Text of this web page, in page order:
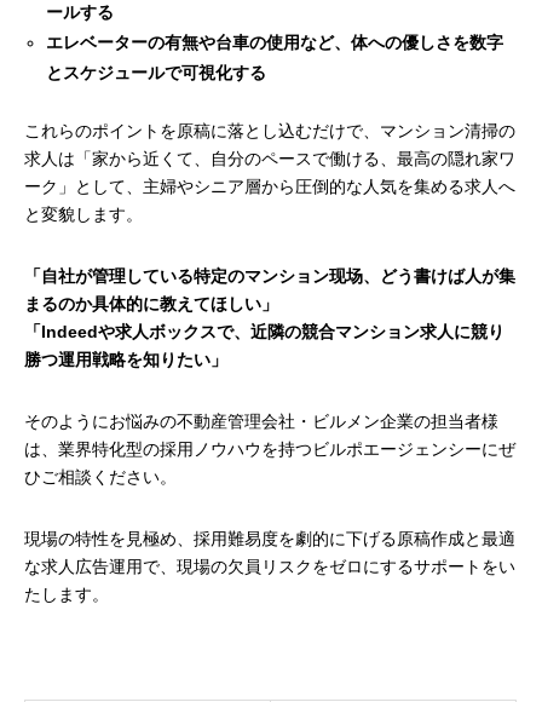
ールする
エレベーターの有無や台車の使用など、体への優しさを数字
とスケジュールで可視化する
これらのポイントを原稿に落とし込むだけで、マンション清掃の
求人は「家から近くて、自分のペースで働ける、最高の隠れ家ワ
ーク」として、主婦やシニア層から圧倒的な人気を集める求人へ
と変貌します。
「自社が管理している特定のマンション现场、どう書けば人が集
まるのか具体的に教えてほしい」
「Indeedや求人ボックスで、近隣の競合マンション求人に競り
勝つ運用戦略を知りたい」
そのようにお悩みの不動産管理会社・ビルメン企業の担当者様
は、業界特化型の採用ノウハウを持つビルポエージェンシーにぜ
ひご相談ください。
現場の特性を見極め、採用難易度を劇的に下げる原稿作成と最適
な求人広告運用で、現場の欠員リスクをゼロにするサポートをい
たします。